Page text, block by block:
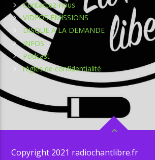
Contactez-nous
VIDEOS EMISSIONS
DISQUE A LA DEMANDE
INFOS
Podcast
règles de confidentialité
Copyright 2021 radiochantlibre.fr